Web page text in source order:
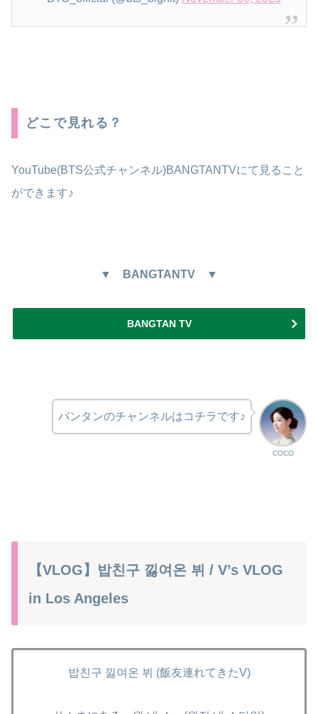
どこで見れる？
YouTube(BTS公式チャンネル)BANGTANTVにて見ること
ができます♪
▼ BANGTANTV ▼
BANGTAN TV
COCO
バンタンのチャンネルはコチラです♪
【VLOG】밥친구 낋여온 뷔 / V’s VLOG
in Los Angeles
밥친구 낋여온 뷔 (飯友連れてきたV)